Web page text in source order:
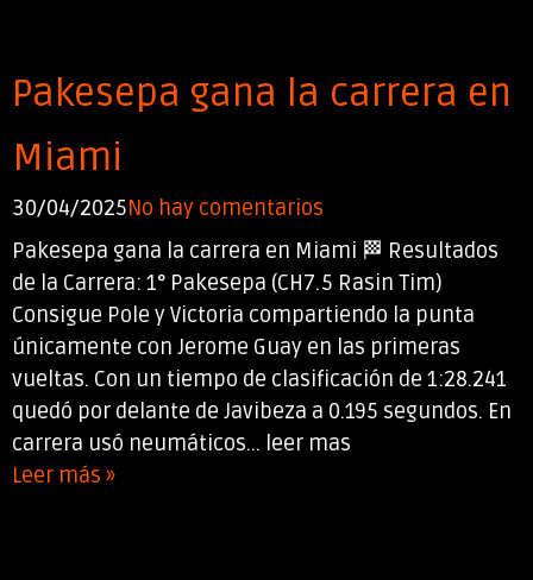
Pakesepa gana la carrera en
Miami
30/04/2025No hay comentarios
Pakesepa gana la carrera en Miami 🏁 Resultados
de la Carrera: 1° Pakesepa (CH7.5 Rasin Tim)
Consigue Pole y Victoria compartiendo la punta
únicamente con Jerome Guay en las primeras
vueltas. Con un tiempo de clasificación de 1:28.241
quedó por delante de Javibeza a 0.195 segundos. En
carrera usó neumáticos... leer mas
Leer más »